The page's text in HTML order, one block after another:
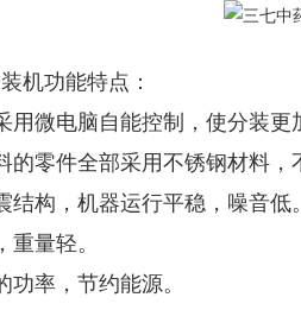
机功能特点：
用微电脑自能控制，使分装更
的零件全部采用不锈钢材料，
结构，机器运行平稳，噪音低。
重量轻。
功率，节约能源。